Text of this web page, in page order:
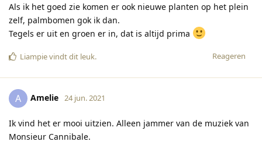
Als ik het goed zie komen er ook nieuwe planten op het plein
zelf, palmbomen gok ik dan.
Tegels er uit en groen er in, dat is altijd prima
Reageren
Liampievindt dit leuk.
A Amelie 24 jun. 2021
Ik vind het er mooi uitzien. Alleen jammer van de muziek van
Monsieur Cannibale.